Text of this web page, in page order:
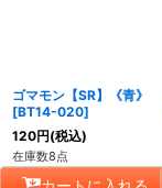
ゴマモン【SR】《青》
[BT14-020]
120円(税込)
在庫数8点